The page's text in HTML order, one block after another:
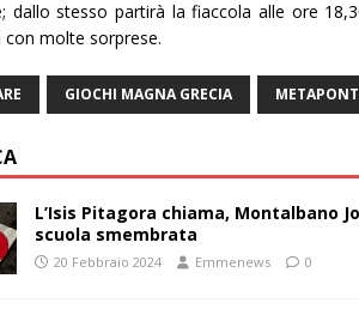
dallo stesso partirà la fiaccola alle ore
con molte sorprese.
GIOCHI MAGNA GRECIA
L’Isis Pitagora chiama, Montalbano
scuola smembrata
20 Febbraio 2024 Emmenews 0